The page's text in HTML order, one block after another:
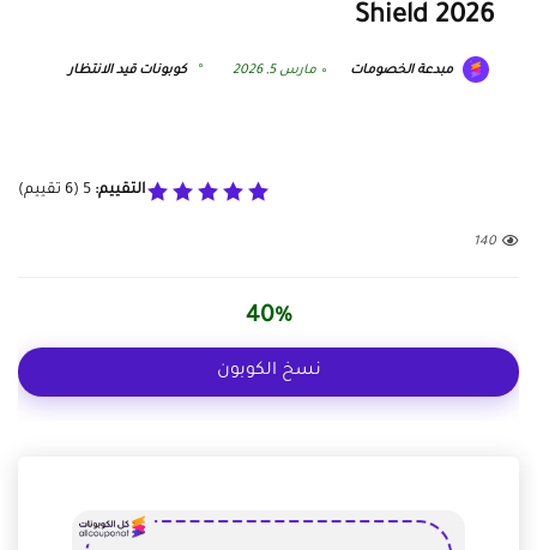
Shield 2026
مبدعة الخصومات مارس 5, 2026 كوبونات قيد الانتظار
التقييم: 5
(
6 تقييم)
140
40%
نسخ الكوبون